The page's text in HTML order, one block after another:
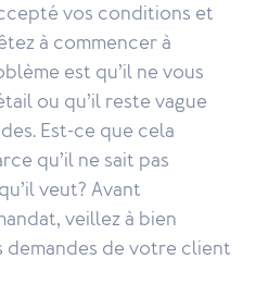
vos conditions et
à commencer à
est qu’il ne vous
ou qu’il reste vague
Est-ce que cela
qu’il ne sait pas
veut? Avant
veillez à bien
demandes de votre client